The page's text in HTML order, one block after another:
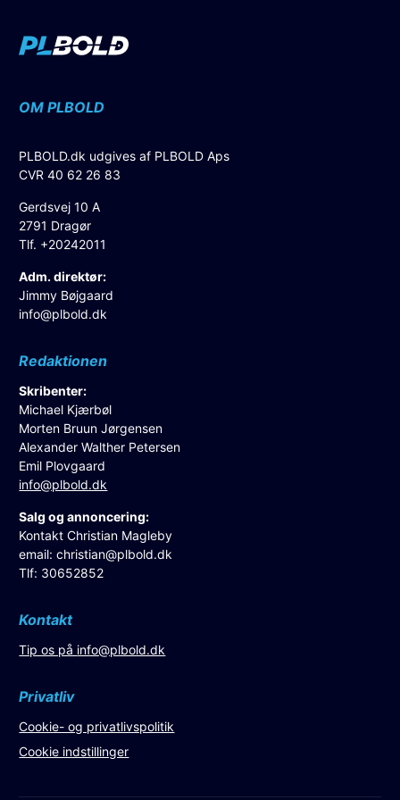
OM PLBOLD
PLBOLD.dk udgives af PLBOLD Aps
CVR 40 62 26 83
Gerdsvej 10 A
2791 Dragør
Tlf. +20242011
Adm. direktør:
Jimmy Bøjgaard
info@plbold.dk
Redaktionen
Skribenter:
Michael Kjærbøl
Morten Bruun Jørgensen
Alexander Walther Petersen
Emil Plovgaard
info@plbold.dk
Salg og annoncering:
Kontakt Christian Magleby
email:christian@plbold.dk
Tlf: 30652852
Kontakt
Tip os på info@plbold.dk
Privatliv
Cookie- og privatlivspolitik
Cookie indstillinger